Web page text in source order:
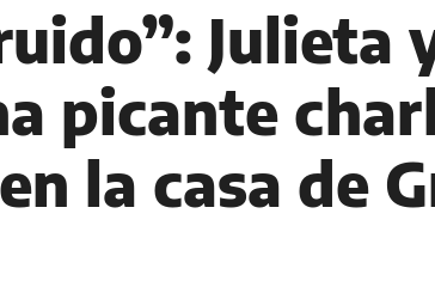
Julieta
picante
la casa de